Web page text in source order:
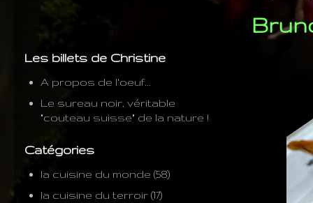
Les billets de Christine
A propos de l'oeuf...
Le sureau noir, véritable
"couteau suisse" de la nature !
Catégories
la cuisine du monde (58)
la cuisine du terroir (17)